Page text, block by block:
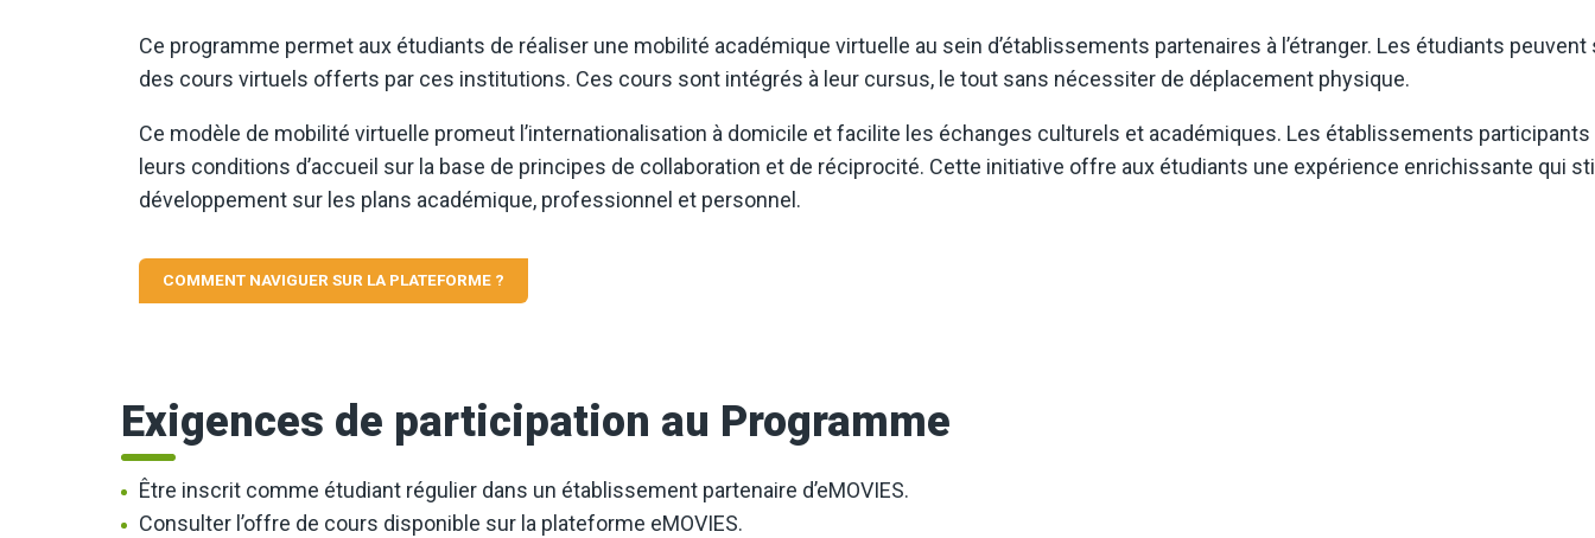
Ce programme permet aux étudiants de réaliser une mobilité académique virtuelle au sein d’établissements partenaires à l’étranger. Les étudiants peuvent
des cours virtuels offerts par ces institutions. Ces cours sont intégrés à leur cursus, le tout sans nécessiter de déplacement physique.
Ce modèle de mobilité virtuelle promeut l’internationalisation à domicile et facilite les échanges culturels et académiques. Les établissements
leurs conditions d’accueil sur la base de principes de collaboration et de réciprocité. Cette initiative offre aux étudiants une expérience enrichissante qui
développement sur les plans académique, professionnel et personnel.
COMMENT NAVIGUER SUR LA PLATEFORME ?
Exigences de participation au Programme
Être inscrit comme étudiant régulier dans un établissement partenaire d’eMOVIES.
Consulter l’offre de cours disponible sur la plateforme eMOVIES.